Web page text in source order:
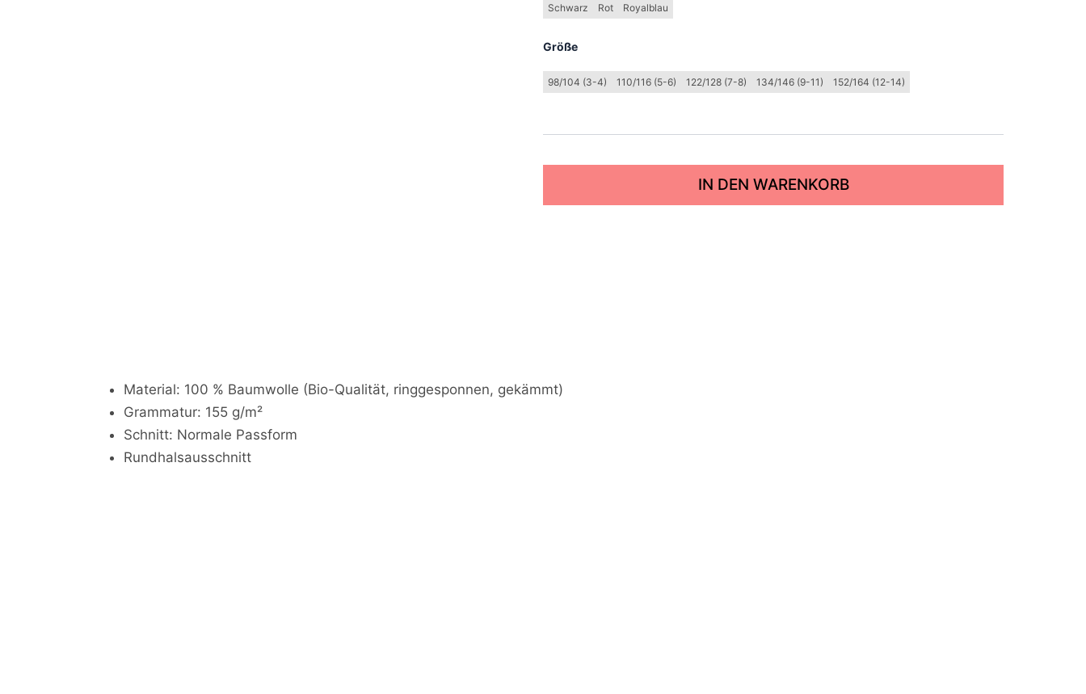
Schwarz Rot Royalblau
Größe
98/104 (3-4) 110/116 (5-6) 122/128 (7-8) 134/146 (9-11) 152/164 (12-14)
IN DEN WARENKORB
Material: 100 % Baumwolle (Bio-Qualität, ringgesponnen, gekämmt)
Grammatur: 155 g/m²
Schnitt: Normale Passform
Rundhalsausschnitt